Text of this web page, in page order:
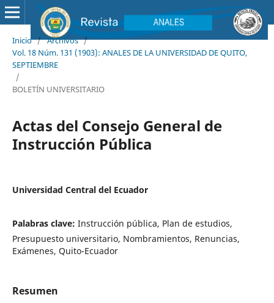
Inicio / Archivos /
Vol. 18 Núm. 131 (1903): ANALES DE LA UNIVERSIDAD DE QUITO,
SEPTIEMBRE
/
BOLETÍN UNIVERSITARIO
Actas del Consejo General de
Instrucción Pública
Universidad Central del Ecuador
Palabras clave: Instrucción pública, Plan de estudios,
Presupuesto universitario, Nombramientos, Renuncias,
Exámenes, Quito-Ecuador
Resumen